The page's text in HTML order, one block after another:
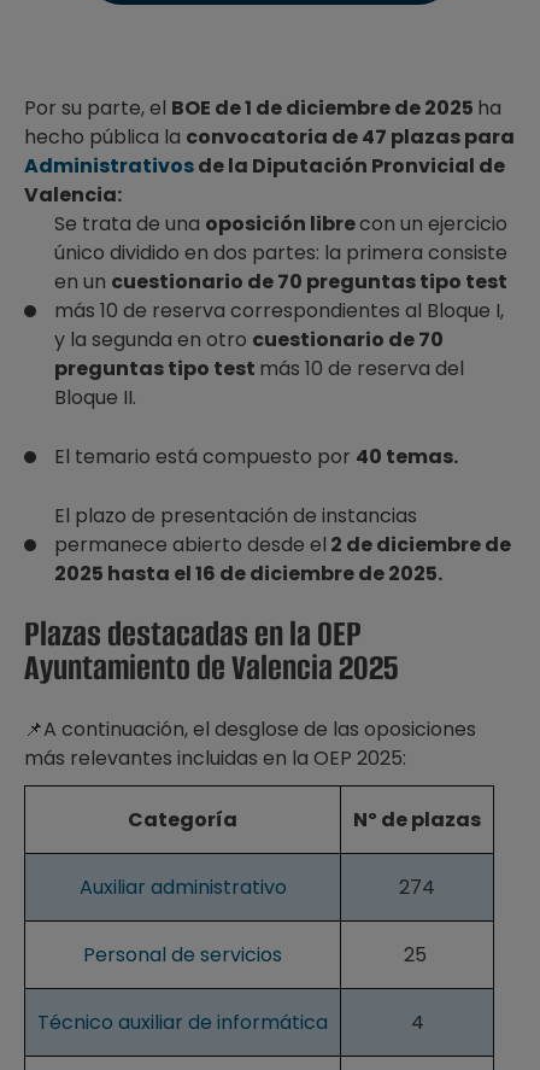
Por su parte, el BOE de 1 de diciembre de 2025 ha
hecho pública la convocatoria de 47 plazas para
Administrativosde la Diputación Pronvicial de
Valencia:
Se trata de una oposición librecon un ejercicio
único dividido en dos partes: la primera consiste
en un cuestionario de 70 preguntas tipo test
más 10 de reserva correspondientes al Bloque I,
y la segunda en otro cuestionario de 70
preguntas tipo test más 10 de reserva del
Bloque II.
El temario está compuesto por 40 temas.
El plazo de presentación de instancias
permanece abierto desde el 2 de diciembre de
2025 hasta el 16 de diciembre de 2025.
Plazas destacadas en la OEP
Ayuntamiento de Valencia 2025
📌A continuación, el desglose de las oposiciones
más relevantes incluidas en la OEP 2025:
Categoría Nº de plazas
Auxiliar administrativo 274
Personal de servicios 25
Técnico auxiliar de informática 4